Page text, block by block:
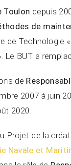
Toulon depuis
de
de Technologie «
Le BUT a
de
2007 à juin
2020.
Projet de la
Navale et